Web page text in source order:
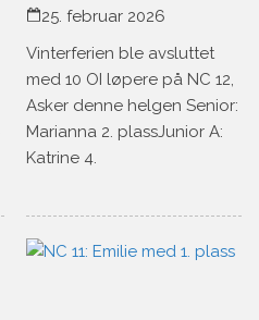
25. februar 2026
Vinterferien ble avsluttet
med 10 OI løpere på NC 12,
Asker denne helgen Senior:
Marianna 2. plassJunior A:
Katrine 4.